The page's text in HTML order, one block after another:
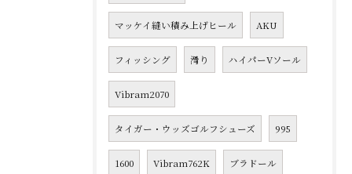
マッケイ縫い積み上げヒール AKU
フィッシング 滑り ハイパーVソール
Vibram2070
タイガー・ウッズゴルフシューズ 995
1600 Vibram762K ブラドール